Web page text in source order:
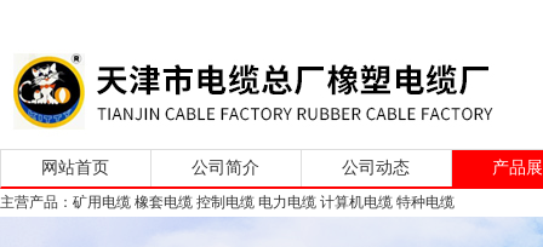
网站首页 公司简介 公司动态 产品
主营产品：矿用电缆 橡套电缆 控制电缆 电力电缆 计算机电缆 特种电缆